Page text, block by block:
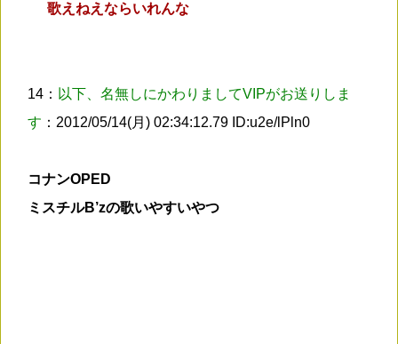
歌えねえならいれんな
14： 以下、名無しにかわりましてVIPがお送りしま
す ：2012/05/14(月) 02:34:12.79 ID:u2e/lPln0
コナンOPED
ミスチルB’zの歌いやすいやつ